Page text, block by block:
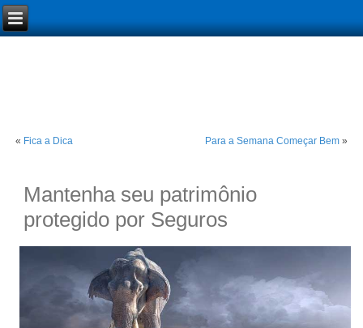
« Fica a Dica Para a Semana Começar Bem»
Mantenha seu patrimônio
protegido por Seguros